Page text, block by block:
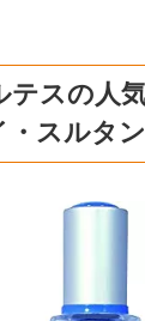
テスの人
スルタン